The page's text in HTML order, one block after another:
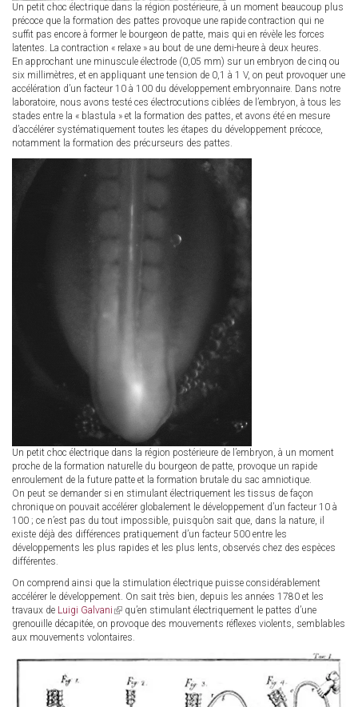
Un petit choc électrique dans la région postérieure, à un moment beaucoup plus
précoce que la formation des pattes provoque une rapide contraction qui ne
suffit pas encore à former le bourgeon de patte, mais qui en révèle les forces
latentes. La contraction « relaxe » au bout de une demi-heure à deux heures.
En approchant une minuscule électrode (0,05 mm) sur un embryon de cinq ou
six millimètres, et en appliquant une tension de 0,1 à 1 V, on peut provoquer une
accélération d’un facteur 10 à 100 du développement embryonnaire. Dans notre
laboratoire, nous avons testé ces électrocutions ciblées de l’embryon, à tous les
stades entre la « blastula » et la formation des pattes, et avons été en mesure
d’accélérer systématiquement toutes les étapes du développement précoce,
notamment la formation des précurseurs des pattes.
Un petit choc électrique dans la région postérieure de l’embryon, à un moment
proche de la formation naturelle du bourgeon de patte, provoque un rapide
enroulement de la future patte et la formation brutale du sac amniotique.
On peut se demander si en stimulant électriquement les tissus de façon
chronique on pouvait accélérer globalement le développement d’un facteur 10 à
100 ; ce n’est pas du tout impossible, puisqu’on sait que, dans la nature, il
existe déjà des différences pratiquement d’un facteur 500 entre les
développements les plus rapides et les plus lents, observés chez des espèces
différentes.
On comprend ainsi que la stimulation électrique puisse considérablement
accélérer le développement. On sait très bien, depuis les années 1780 et les
travaux de Luigi Galvani (link
is
external)
qu’en stimulant électriquement le pattes d’une
grenouille décapitée, on provoque des mouvements réflexes violents, semblables
aux mouvements volontaires.